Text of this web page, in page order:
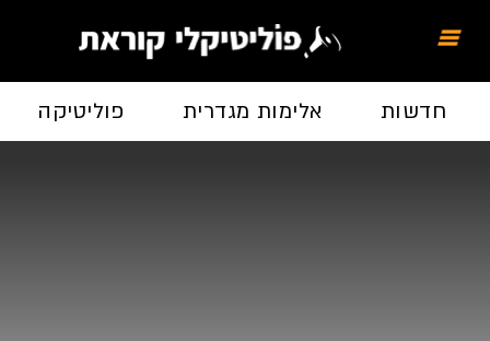
חדשות אלימות מגדרית פוליטיקה